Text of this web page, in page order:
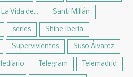
Vida de... Santi Millán
series Shine Iberia
Supervivientes Suso Álvarez
Telegram Telemadrid